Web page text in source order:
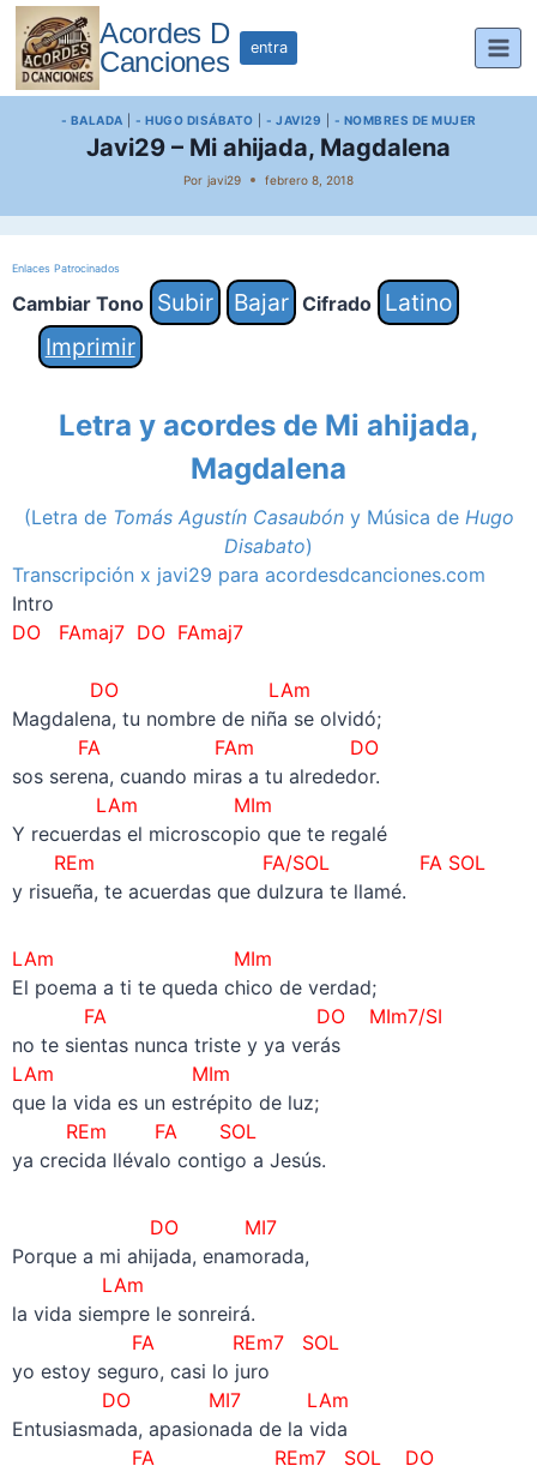
Saltar
contenido
Acordes D
Canciones
entra
- BALADA - HUGO DISÁBATO - JAVI29 - NOMBRES DE MUJER
Javi29 – Mi ahijada, Magdalena
Por javi29 febrero 8, 2018
Enlaces Patrocinados
Cambiar Tono Subir Bajar Cifrado
Latino
Imprimir
Letra y acordes de Mi ahijada,
Magdalena
(Letra de Tomás Agustín Casaubóny Música de Hugo
Disabato)
Transcripción x javi29 para acordesdcanciones.com
Intro
DO FAmaj7 DO FAmaj7
DO LAm
Magdalena, tu nombre de niña se olvidó;
FA FAm DO
sos serena, cuando miras a tu alrededor.
LAm MIm
Y recuerdas el microscopio que te regalé
REm FA/SOL FA SOL
y risueña, te acuerdas que dulzura te llamé.
LAm MIm
El poema a ti te queda chico de verdad;
FA DO MIm7/SI
no te sientas nunca triste y ya verás
LAm MIm
que la vida es un estrépito de luz;
REm FA SOL
ya crecida llévalo contigo a Jesús.
DOMI7
Porque a mi ahijada, enamorada,
LAm
la vida siempre le sonreirá.
FA REm7 SOL
yo estoy seguro, casi lo juro
DO MI7 LAm
Entusiasmada, apasionada de la vida
FA REm7 SOL
DO